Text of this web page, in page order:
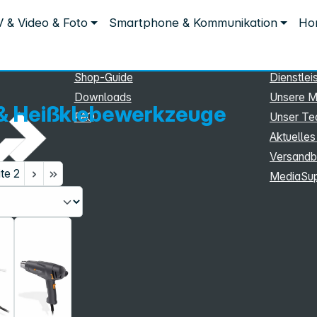
& Video & Foto Smartphone & Kommunikation
Heißklebewerkzeuge
2
Shop-Guide
Downloads
FAQ
Unsere
Unser